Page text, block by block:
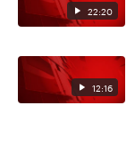
22:20
12:16